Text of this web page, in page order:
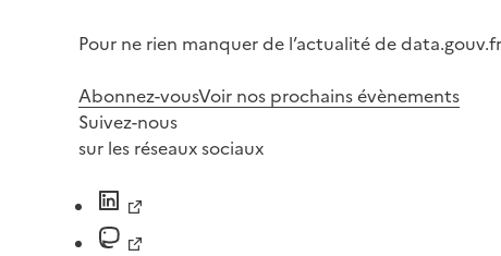
Pour ne rien manquer de l’actualité de
Abonnez-vousVoir nos prochains évènements
Suivez-nous
sur les réseaux sociaux